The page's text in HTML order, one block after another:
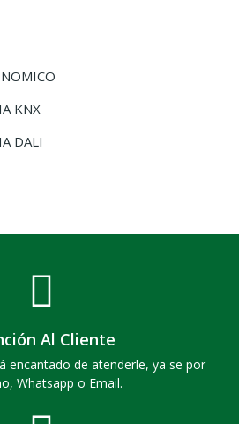
KNX
DALI
Al Cliente
encantado de atenderle, ya se por
Whatsapp o Email.